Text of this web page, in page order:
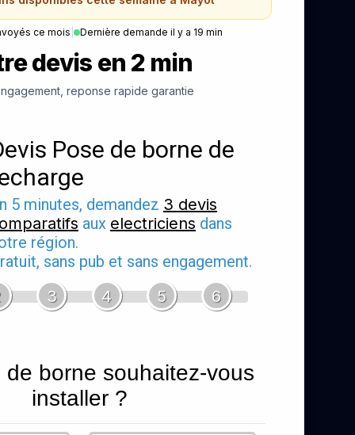
ce mois Dernière demande il y a 19 min
devis en 2 min
reponse rapide garantie
Pose de borne de
5 minutes, demandez 3 devis
aux electriciens dans
région.
sans pub et sans engagement.
3 4 5 6
de borne souhaitez-vous
installer ?